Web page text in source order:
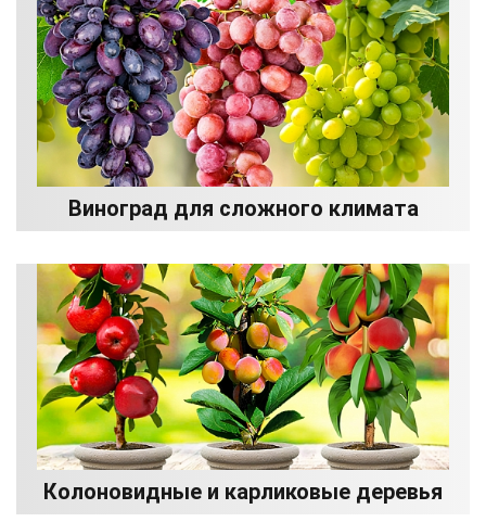
Виноград для сложного климата
Колоновидные и карликовые деревья